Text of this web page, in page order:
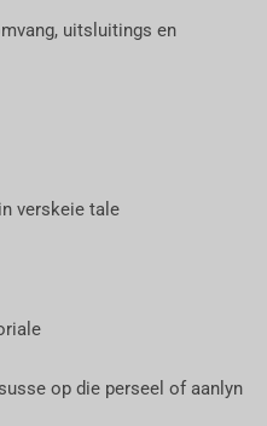
uitsluitings en
verskeie tale
op die perseel of aanlyn